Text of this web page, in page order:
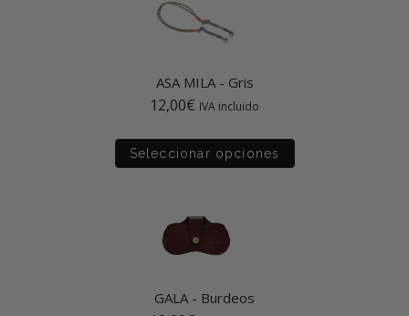
ASA MILA- Gris
12,00€ IVA incluido
Seleccionar opciones
GALA - Burdeos